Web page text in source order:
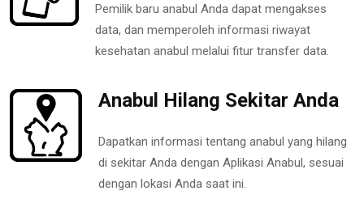
Pemilik baru anabul Anda dapat mengakses
data, dan memperoleh informasi riwayat
kesehatan anabul melalui fitur transfer data.
Anabul Hilang Sekitar Anda
Dapatkan informasi tentang anabul yang hilang
di sekitar Anda dengan Aplikasi Anabul, sesuai
dengan lokasi Anda saat ini.